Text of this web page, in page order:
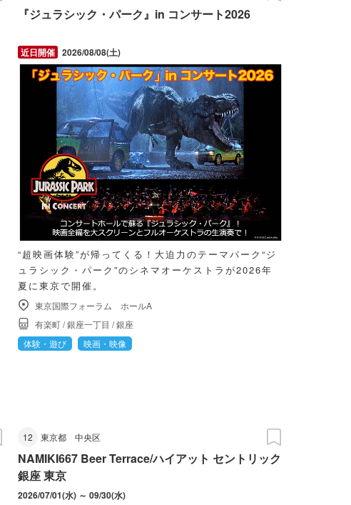
『ジュラシック・パーク』in コンサート2026
2026/08/08(土)
“超映画体験”が帰ってくる！大迫力のテーマパーク“ジ
ュラシック・パーク”のシネマオーケストラが2026年
夏に東京で開催。
東京国際フォーラム ホールA
有楽町/銀座一丁目 /銀座
体験・遊び
映画・映像
12 東京都 中央区
NAMIKI667 Beer Terrace/ハイアット セントリック
銀座 東京
2026/07/01(水) ～ 09/30(水)